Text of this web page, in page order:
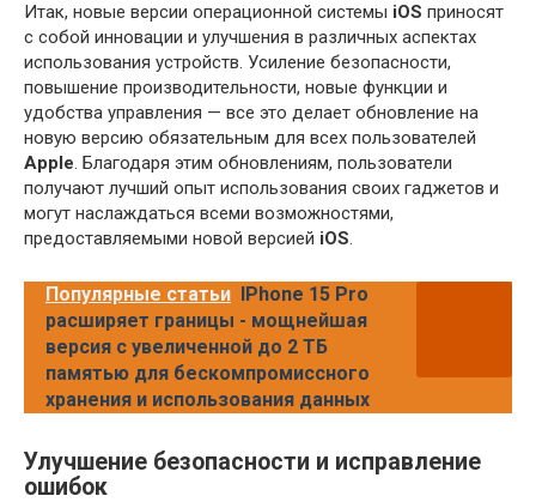
Итак, новые версии операционной системы iOS приносят
с собой инновации и улучшения в различных аспектах
использования устройств. Усиление безопасности,
повышение производительности, новые функции и
удобства управления — все это делает обновление на
новую версию обязательным для всех пользователей
Apple. Благодаря этим обновлениям, пользователи
получают лучший опыт использования своих гаджетов и
могут наслаждаться всеми возможностями,
предоставляемыми новой версией iOS.
Популярные статьи
IPhone 15 Pro
расширяет границы - мощнейшая
версия с увеличенной до 2 ТБ
памятью для бескомпромиссного
хранения и использования данных
Улучшение безопасности и исправление
ошибок